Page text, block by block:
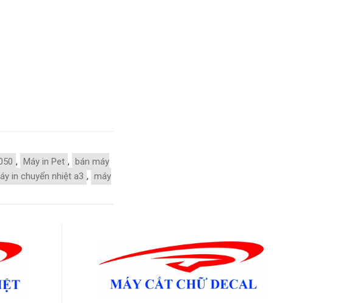
, Máy in Pet , bán máy
in chuyển nhiệt a3 , máy